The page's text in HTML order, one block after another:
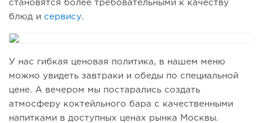
становятся более требовательными к качеству
блюд и сервису.
У нас гибкая ценовая политика, в нашем меню
можно увидеть завтраки и обеды по специальной
цене. А вечером мы постарались создать
атмосферу коктейльного бара с качественными
напитками в доступных ценах рынка Москвы.